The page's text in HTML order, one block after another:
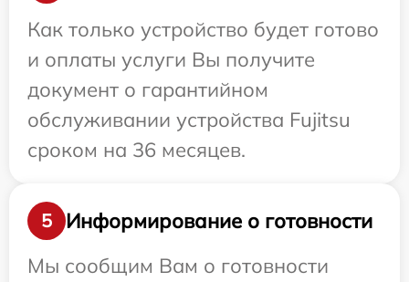
Как только устройство будет готово
и оплаты услуги Вы получите
документ о гарантийном
обслуживании устройства Fujitsu
сроком на 36 месяцев.
5
Информирование о готовности
Мы сообщим Вам о готовности